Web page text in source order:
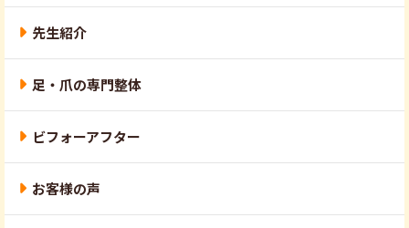
先生紹介
足・爪の専門整体
ビフォーアフター
お客様の声